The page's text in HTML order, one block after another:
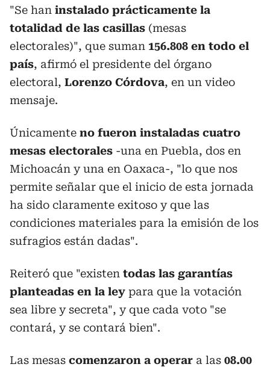
"Se han instalado prácticamente la
totalidad de las casillas (mesas
electorales)", que suman 156.808 en todo el
país, afirmó el presidente del órgano
electoral, Lorenzo Córdova, en un video
mensaje.
Únicamente no fueron instaladas cuatro
mesas electorales -una en Puebla, dos en
Michoacán y una en Oaxaca-, "lo que nos
permite señalar que el inicio de esta jornada
ha sido claramente exitoso y que las
condiciones materiales para la emisión de los
sufragios están dadas".
Reiteró que "existen todas las garantías
planteadas en la ley para que la votación
sea libre y secreta", y que cada voto "se
contará, y se contará bien".
Las mesas comenzaron a operar a las 08.00